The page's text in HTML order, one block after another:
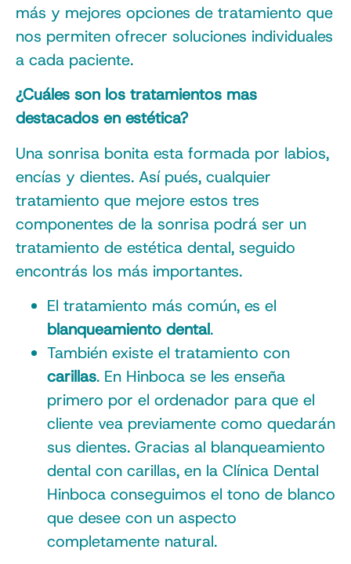
más y mejores opciones de tratamiento que
nos permiten ofrecer soluciones individuales
a cada paciente.
¿Cuáles son los tratamientos mas
destacados en estética?
Una sonrisa bonita esta formada por labios,
encías y dientes. Así pués, cualquier
tratamiento que mejore estos tres
componentes de la sonrisa podrá ser un
tratamiento de estética dental, seguido
encontrás los más importantes.
El tratamiento más común, es el
blanqueamiento dental.
También existe el tratamiento con
carillas. En Hinboca se les enseña
primero por el ordenador para que el
cliente vea previamente como quedarán
sus dientes. Gracias al blanqueamiento
dental con carillas, en la Clínica Dental
Hinboca conseguimos el tono de blanco
que desee con un aspecto
completamente natural.